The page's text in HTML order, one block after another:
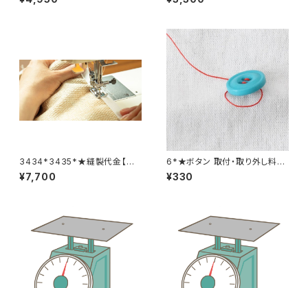
3434*3435*★縫製代金【バッ
クル取り外し取り付け 2着合
計分】
¥7,700
6*★ボタン 取付・取り外し料金
(1個分)
¥330